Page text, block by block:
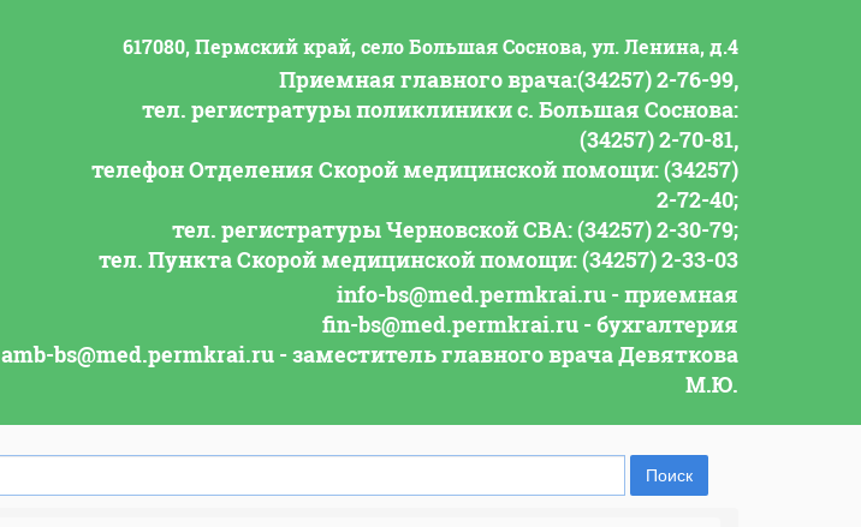
617080, Пермский край, село Большая Соснова, ул. Ленина, д.4
Приемная главного врача:(34257) 2-76-99,
тел. регистратуры поликлиники с. Большая Соснова:
(34257) 2-70-81,
телефон Отделения Скорой медицинской помощи: (34257)
2-72-40;
тел. регистратуры Черновской СВА: (34257) 2-30-79;
тел. Пункта Скорой медицинской помощи: (34257) 2-33-03
info-bs@med.permkrai.ru - приемная
fin-bs@med.permkrai.ru - бухгалтерия
amb-bs@med.permkrai.ru - заместитель главного врача Девяткова
М.Ю.